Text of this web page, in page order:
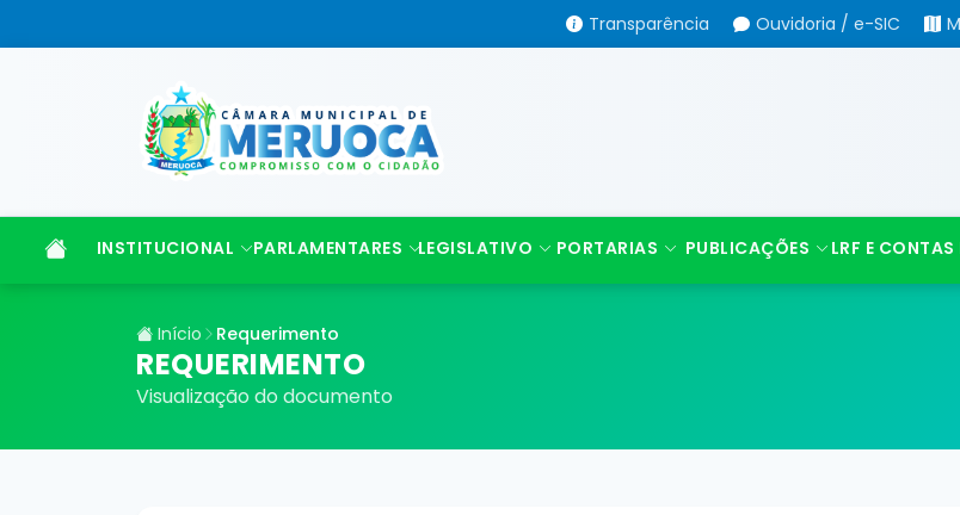
Transparência Ouvidoria / e-SIC
INSTITUCIONAL PARLAMENTARES LEGISLATIVO PORTARIAS PUBLICAÇÕES LRF E
Início Requerimento
REQUERIMENTO
Visualização do documento